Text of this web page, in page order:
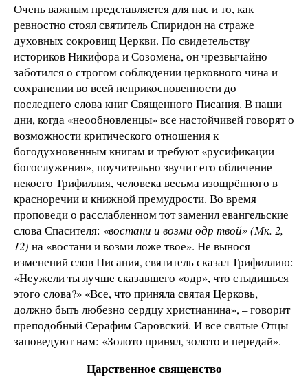
Очень важным представляется для нас и то, как
ревностно стоял святитель Спиридон на страже
духовных сокровищ Церкви. По свидетельству
историков Никифора и Созомена, он чрезвычайно
заботился о строгом соблюдении церковного чина и
сохранении во всей неприкосновенности до
последнего слова книг Священного Писания. В наши
дни, когда «неообновленцы» все настойчивей говорят о
возможности критического отношения к
богодухновенным книгам и требуют «русификации
богослужения», поучительно звучит его обличение
некоего Трифиллия, человека весьма изощрённого в
красноречии и книжной премудрости. Во время
проповеди о расслабленном тот заменил евангельские
слова Спасителя: «востани и возми одр твой» (Мк. 2,
12) на «востани и возми ложе твое». Не вынося
изменений слов Писания, святитель сказал Трифиллию:
«Неужели ты лучше сказавшего «одр», что стыдишься
этого слова?» «Все, что приняла святая Церковь,
должно быть любезно сердцу христианина», – говорит
преподобный Серафим Саровский. И все святые Отцы
заповедуют нам: «Золото принял, золото и передай».
Царственное священство